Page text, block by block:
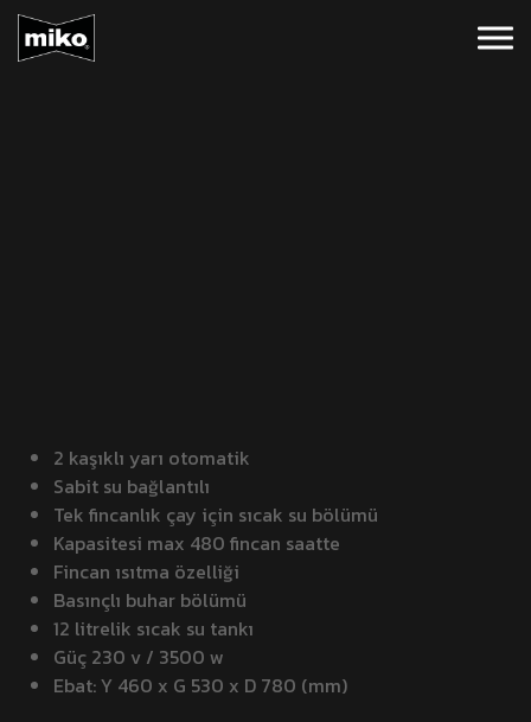
2 kaşıklı yarı otomatik
Sabit su bağlantılı
Tek fincanlık çay için sıcak su bölümü
Kapasitesi max 480 fincan saatte
Fincan ısıtma özelliği
Basınçlı buhar bölümü
12 litrelik sıcak su tankı
Güç 230 v / 3500 w
Ebat: Y 460 x G 530 x D 780 (mm)